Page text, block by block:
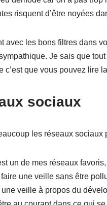
risquent d’être noyées
avec les bons filtres dans
Je sais que
c’est que vous pouvez
sociaux
les réseaux
un de mes réseaux
une veille sans être
une veille à propos du